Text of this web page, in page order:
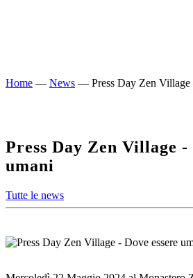
Home — News — Press Day Zen Village
Press Day Zen Village -
umani
Tutte le news